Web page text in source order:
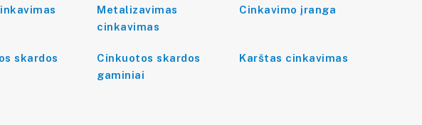
Metalizavimas
cinkavimas
Cinkavimo įranga
skardos
Cinkuotos skardos
gaminiai
Karštas cinkavimas